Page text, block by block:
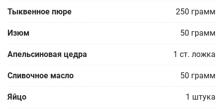
Тыквенное пюре 250 грамм
Изюм 50 грамм
Апельсиновая цедра 1 ст. ложка
Сливочное масло 50 грамм
Яйцо 1 штука